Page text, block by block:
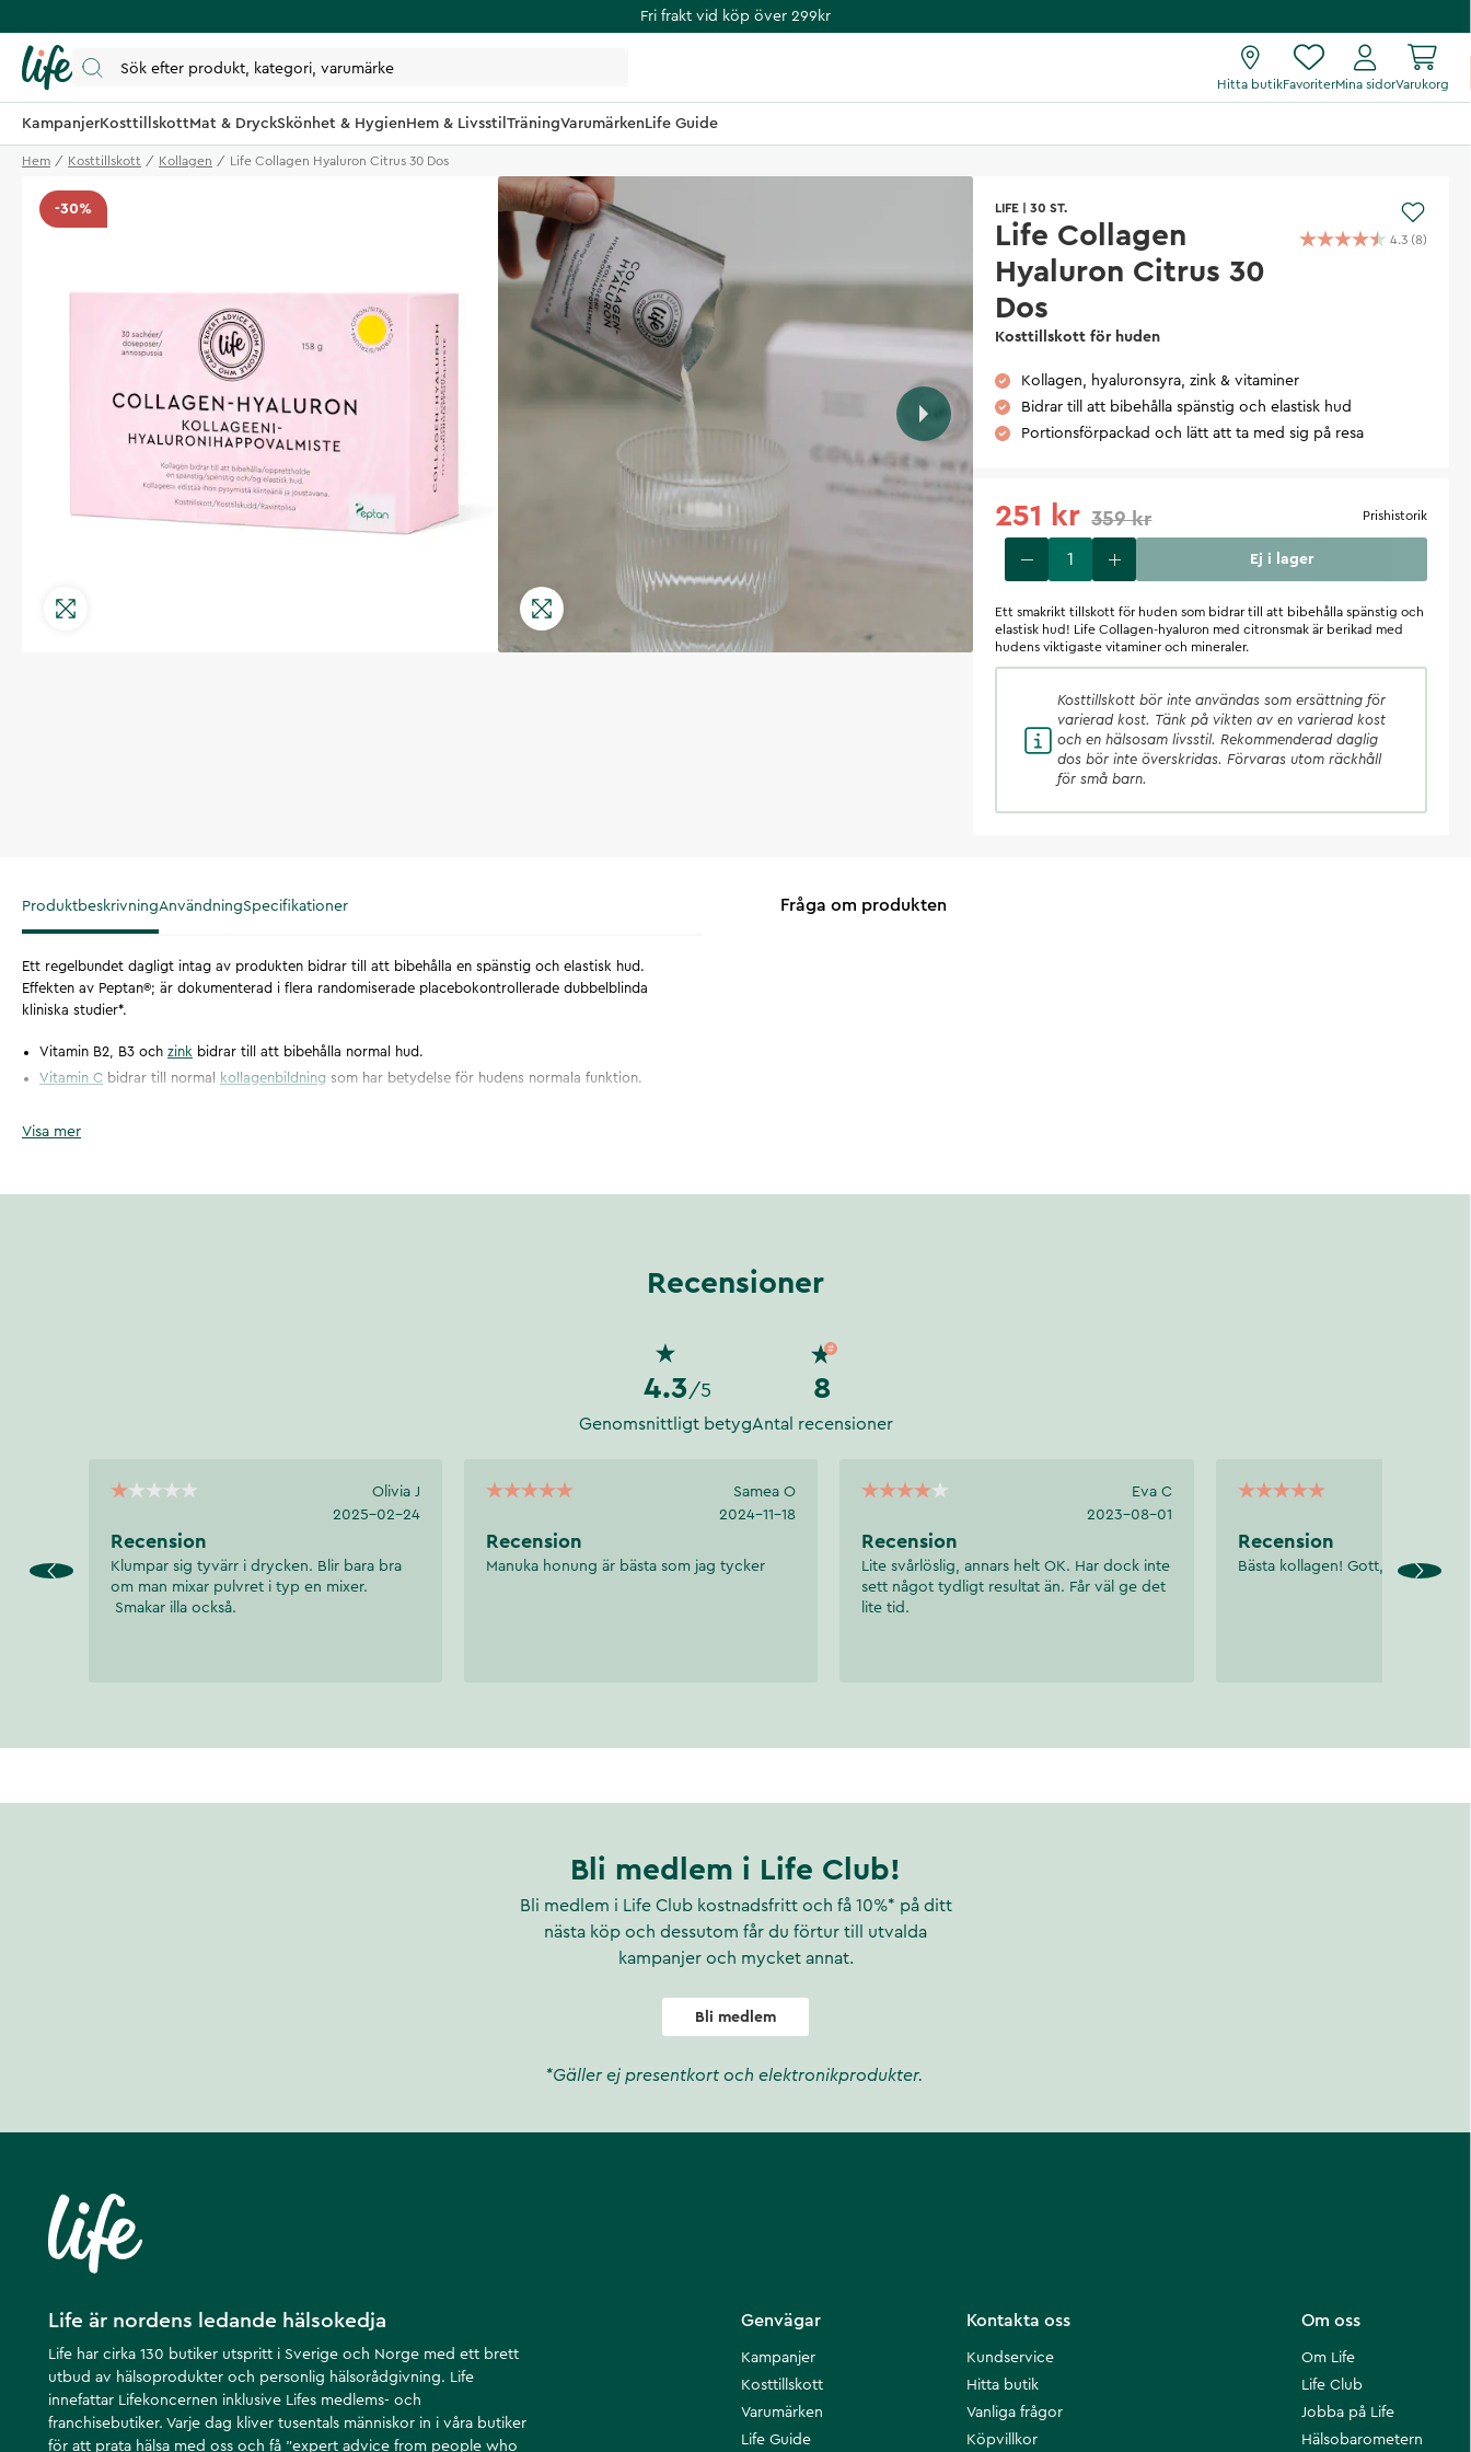
Fri frakt vid köp över 299kr
Hitta butikFavoriterMina sidorVarukorg
KampanjerKosttillskottMat & DryckSkönhet & HygienHem & Livsstil TräningVarumärkenLife Guide
Hem Kosttillskott Kollagen Life Collagen Hyaluron Citrus 30 Dos
-30% LIFE 30 ST.
Life Collagen
Hyaluron Citrus 30
Dos
Kosttillskott för huden
4.3 (8)
Kollagen, hyaluronsyra, zink & vitaminer
Bidrar till att bibehålla spänstig och elastisk hud
Portionsförpackad och lätt att ta med sig på resa
251 kr 359 kr Prishistorik
Ej i lager
Ett smakrikt tillskott för huden som bidrar till att bibehålla spänstig och
elastisk hud! Life Collagen-hyaluron med citronsmak är berikad med
hudens viktigaste vitaminer och mineraler.
Kosttillskott bör inte användas som ersättning för
varierad kost. Tänk på vikten av en varierad kost
och en hälsosam livsstil. Rekommenderad daglig
dos bör inte överskridas. Förvaras utom räckhåll
för små barn.
ProduktbeskrivningAnvändningSpecifikationer
Ett regelbundet dagligt intag av produkten bidrar till att bibehålla en spänstig och elastisk hud.
Effekten av Peptan®; är dokumenterad i flera randomiserade placebokontrollerade dubbelblinda
kliniska studier*.
Vitamin B2, B3 och zink bidrar till att bibehålla normal hud.
Vitamin C bidrar till normal kollagenbildning som har betydelse för hudens normala funktion.
Visa mer
Fråga om produkten
Recensioner
4.3 /5
Genomsnittligt betyg
8
Antal recensioner
Olivia J
2025-02-24
Recension
Klumpar sig tyvärr i drycken. Blir bara bra
om man mixar pulvret i typ en mixer.
Smakar illa också.
Samea O
2024-11-18
Recension
Manuka honung är bästa som jag tycker
Eva C
2023-08-01
Recension
Lite svårlöslig, annars helt OK. Har dock inte
sett något tydligt resultat än. Får väl ge det
lite tid.
Recension
Bästa kollagen! Gott, lätt att
Bli medlem i Life Club!
Bli medlem i Life Club kostnadsfritt och få 10%* på ditt
nästa köp och dessutom får du förtur till utvalda
kampanjer och mycket annat.
Bli medlem
*Gäller ej presentkort och elektronikprodukter.
Life är nordens ledande hälsokedja
Life har cirka 130 butiker utspritt i Sverige och Norge med ett brett
utbud av hälsoprodukter och personlig hälsorådgivning. Life
innefattar Lifekoncernen inklusive Lifes medlems- och
franchisebutiker. Varje dag kliver tusentals människor in i våra butiker
för att prata hälsa med oss och få ”expert advice from people who
Om oss
Om Life
Life Club
Jobba på Life
Hälsobarometern
Kontakta oss
Kundservice
Hitta butik
Vanliga frågor
Köpvillkor
Genvägar
Kampanjer
Kosttillskott
Varumärken
Life Guide